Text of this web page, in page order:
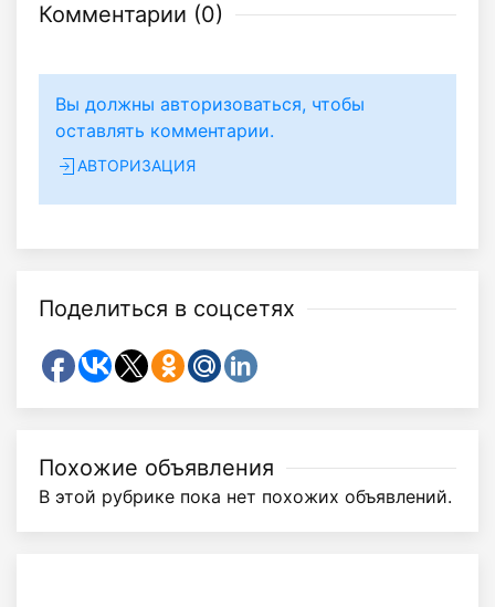
Комментарии (0)
Вы должны авторизоваться, чтобы
оставлять комментарии.
АВТОРИЗАЦИЯ
Поделиться в соцсетях
Похожие объявления
В этой рубрике пока нет похожих объявлений.